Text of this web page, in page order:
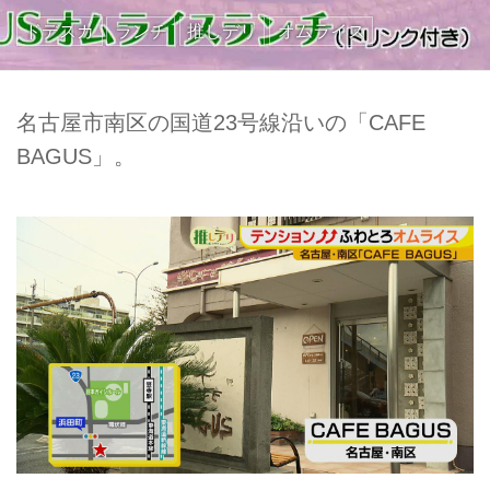
ドデスカ ランチ 推しデリ オムライス
名古屋市南区の国道23号線沿いの「CAFE
BAGUS」。